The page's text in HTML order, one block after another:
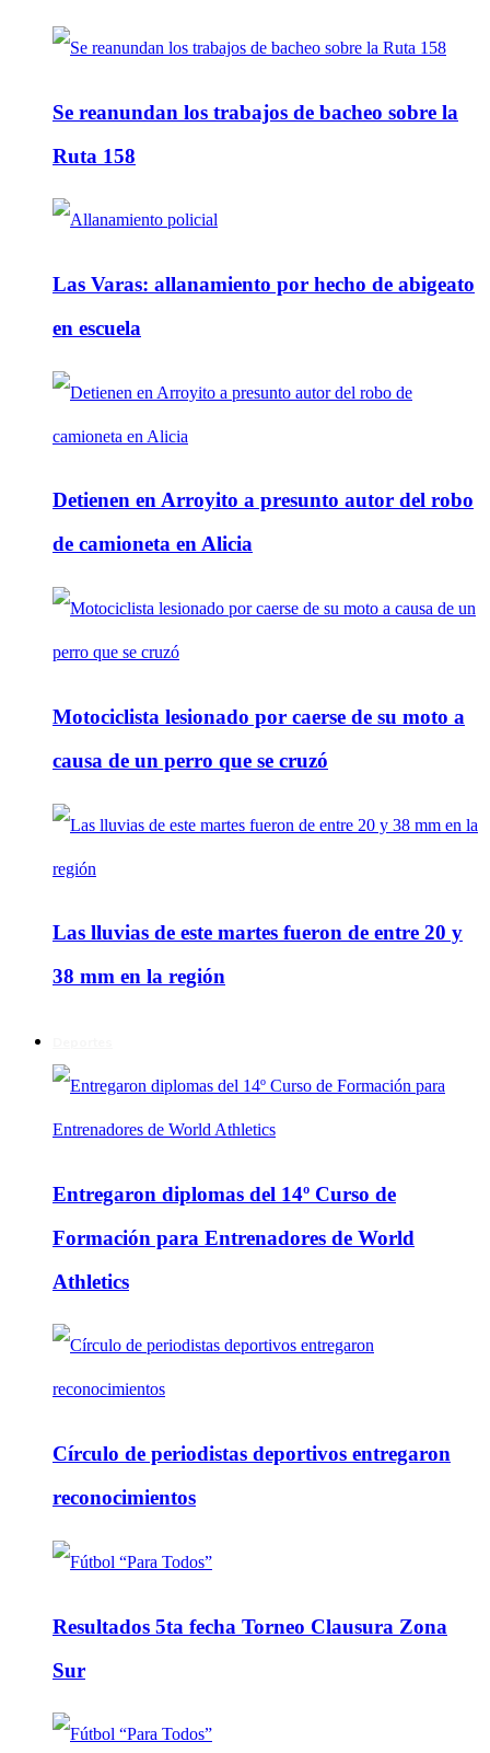
Se reanundan los trabajos de bacheo sobre la
Ruta 158
Las Varas: allanamiento por hecho de abigeato
en escuela
Detienen en Arroyito a presunto autor del robo
de camioneta en Alicia
Motociclista lesionado por caerse de su moto a
causa de un perro que se cruzó
Las lluvias de este martes fueron de entre 20 y
38 mm en la región
Entregaron diplomas del 14º Curso de
Formación para Entrenadores de World
Athletics
Círculo de periodistas deportivos entregaron
reconocimientos
Resultados 5ta fecha Torneo Clausura Zona
Sur